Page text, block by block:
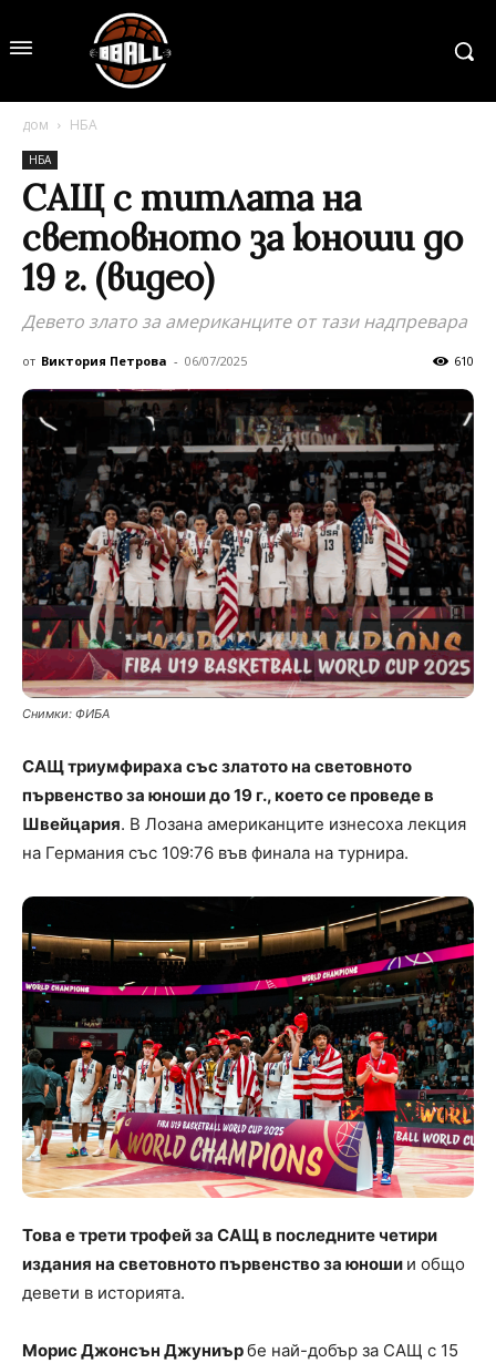
дом НБА
НБА
САЩ с титлата на
световното за юноши до
19 г. (видео)
Девето злато за американците от тази надпревара
от Виктория Петрова - 06/07/2025 610
Снимки: ФИБА
САЩ триумфираха със златото на световното
първенство за юноши до 19 г., което се проведе в
Швейцария. В Лозана американците изнесоха лекция
на Германия със 109:76 във финала на турнира.
Това е трети трофей за САЩ в последните четири
издания на световното първенство за юноши и общо
девети в историята.
Морис Джонсън Джуниърбе най-добър за САЩ с 15